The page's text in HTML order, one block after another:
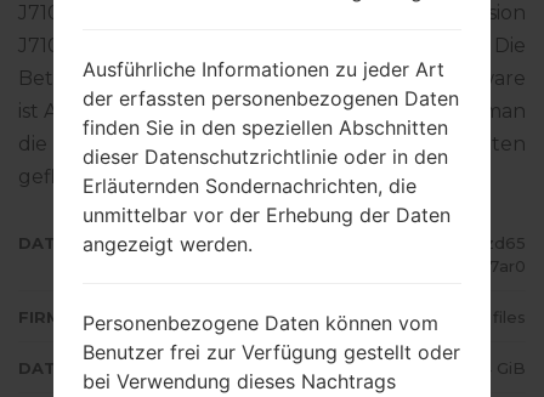
J710MNUUB4CRK1, MODEM-Version
J710MNUBU4CRK1 geliefert. Die
Betriebssystemversion der angegebenen Firmware
ist Android Oreo 8.1.0. Detalierte Anleitung, wie man
die Standart - Firmware auf Samsung-Geräten
geflascht wird, gibt es hier
DATEINAME
SM-J710MN_1_20181109221501_zd65
gp7ar0
FIRMWARE TYP 4 files
DATEIGRÖSSE 1.64 GiB
Ausführliche Informationen zu jeder Art
der erfassten personenbezogenen Daten
finden Sie in den speziellen Abschnitten
dieser Datenschutzrichtlinie oder in den
Erläuternden Sondernachrichten, die
unmittelbar vor der Erhebung der Daten
angezeigt werden.
Personenbezogene Daten können vom
Benutzer frei zur Verfügung gestellt oder
bei Verwendung dieses Nachtrags